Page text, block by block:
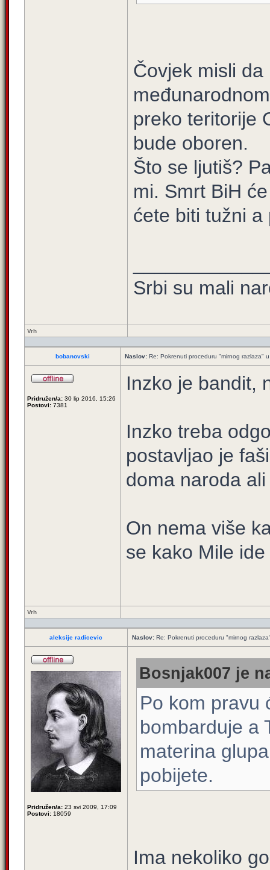
Čovjek misli
preko teritorije
bude oboren.
Što se ljutiš?
mi. Smrt BiH
ćete biti tužni a
Srbi su mali
Vrh
bobanovski Naslov: Re: Pokrenuti proceduru "mirnog razlaza"
Pridružen/a: 30 lip 2016, 15:26
Postovi: 7381
Inzko je bandit,
Inzko treba
postavljao je
doma naroda
On nema više
se kako Mile
Vrh
aleksije radicevic Naslov: Re: Pokrenuti proceduru "mirnog
Pridružen/a: 23 svi 2009, 17:09
Postovi: 18059
Bosnjak007 je
Po kom pravu
bombarduje a
materina
pobijete.
Ima nekoliko